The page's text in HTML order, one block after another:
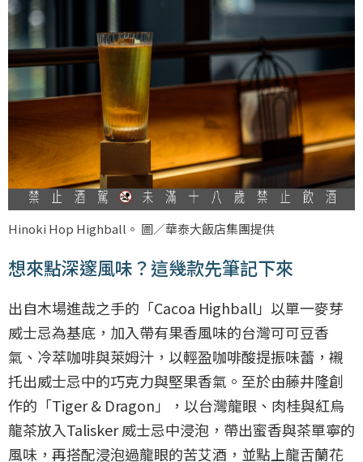
Hinoki Hop Highball。 圖／華泰大飯店集團提供
想來點深邃風味？這幾款先筆記下來
出自木場進哉之手的「Cacoa Highball」以單一麥芽
威士忌為基底，加入帶有果香風味的台灣可可豆香
氣、冷萃咖啡與萊姆汁，以輕盈咖啡酸提振味蕾，襯
托出威士忌中的巧克力與堅果香氣。至於由藤井隆創
作的「Tiger & Dragon」，以台灣龍眼、肉桂與紅烏
龍茶放入Talisker 威士忌中浸泡，帶出蜜香與茶單寧的
風味，再搭配浸泡過龍眼的苦艾酒，並點上龍舌蘭花